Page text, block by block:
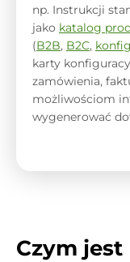
np. Instrukcji
jako katalog
(B2B, B2C,
karty
zamówienia,
możliwościom
wygenerować
Czym jest